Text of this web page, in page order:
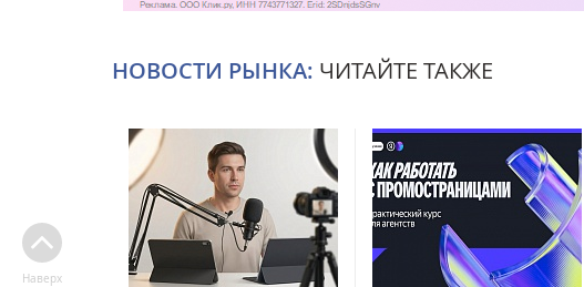
НОВОСТИ РЫНКА: ЧИТАЙТЕ ТАКЖЕ
Наверх